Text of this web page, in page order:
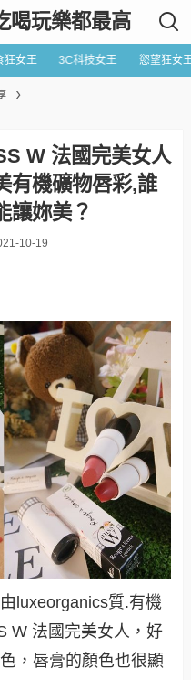
喝玩樂都最高
狂女王 3C科技女王 慾望狂女
W 法國完美女人
有機礦物唇彩,誰
讓妳美？
10-19
luxeorganics質.有機
W 法國完美女人，好
，唇膏的顏色也很顯